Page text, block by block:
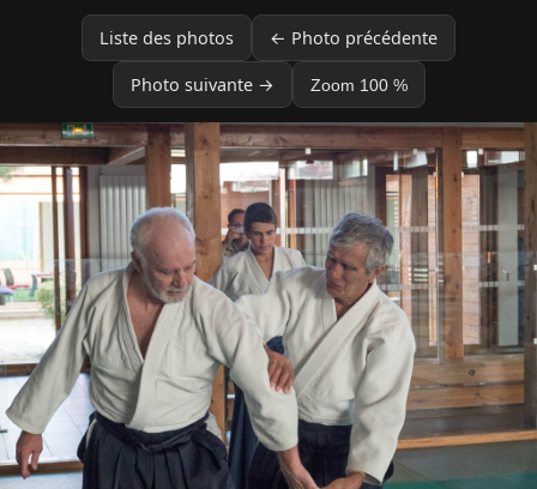
Liste des photos ← Photo précédente
Photo suivante → Zoom 100 %